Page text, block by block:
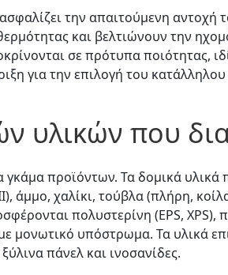
την απαιτούμενη αντοχή
και βελτιώνουν την
σε πρότυπα ποιότητας,
για την επιλογή του
υλικών που
προϊόντων. Τα δομικά υλικά
άμμο, χαλίκι, τούβλα (πλήρη,
πολυστερίνη (EPS, XPS),
μονωτικό υπόστρωμα. Τα υλικά
πάνελ και ινοσανίδες.